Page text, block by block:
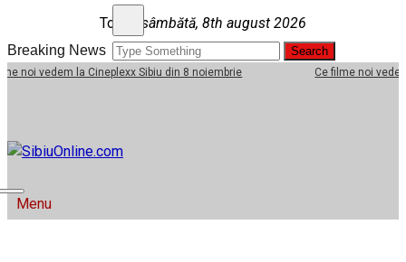
Skip to contentToday sâmbătă, 8th august 2026
Breaking News
Sibiu din 8 noiembrie Ce filme noi vedem la Cineplexx
… locatii si evenimente din Sibiu!!!
Menu
Search for: